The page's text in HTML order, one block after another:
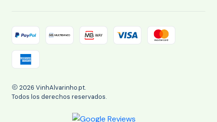
2026 VinhAlvarinho.pt.
Todos los derechos reservados.